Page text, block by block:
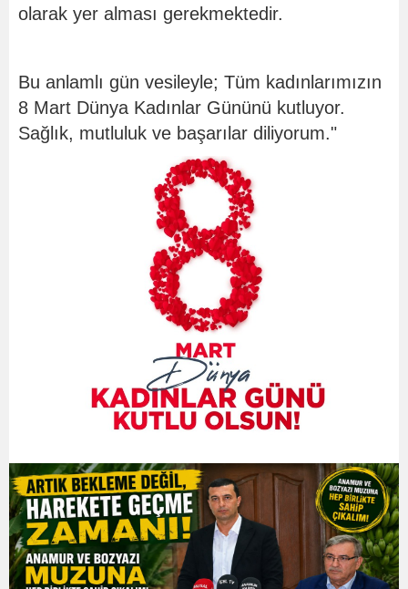
olarak yer alması gerekmektedir.
Bu anlamlı gün vesileyle; Tüm kadınlarımızın
8 Mart Dünya Kadınlar Gününü kutluyor.
Sağlık, mutluluk ve başarılar diliyorum."